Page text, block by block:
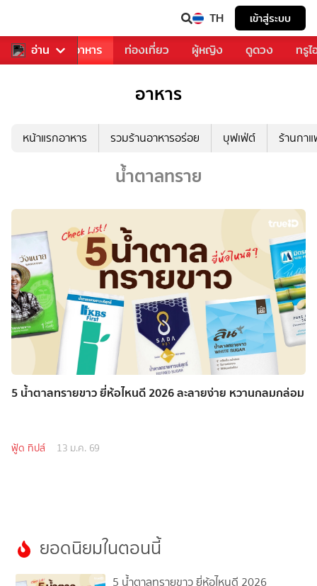
TH เข้าสู่ระบบ
อ่าน
การเพลง อาหาร ท่องเที่ยว ผู้หญิง ดูดวง ทรู
อาหาร
หน้าแรกอาหาร รวมร้านอาหารอร่อย บุฟเฟ่ต์ ร้านกา
น้ำตาลทราย
5 น้ำตาลทรายขาว ยี่ห้อไหนดี 2026 ละลายง่าย หวานกลมกล่อม
ฟู้ด ทิปส์ 13 ม.ค. 69
ยอดนิยมในตอนนี้
5 น้ำตาลทรายขาว ยี่ห้อไหนดี 2026